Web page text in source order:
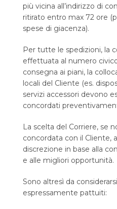
più vicina all’indirizzo di
ritirato entro max 72 ore
spese di giacenza).
Per tutte le spedizioni, la
effettuata al numero
consegna ai piani, la
locali del Cliente (es.
servizi accessori devono
concordati
La scelta del Corriere, se
concordata con il Cliente,
discrezione in base alla
e alle migliori opportunità.
Sono altresì da
espressamente pattuiti: